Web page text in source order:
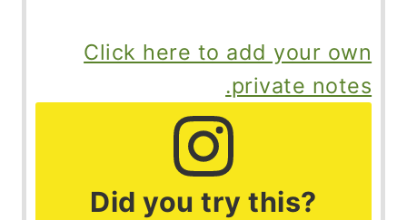
Click here to add your own
private notes.
?Did you try this